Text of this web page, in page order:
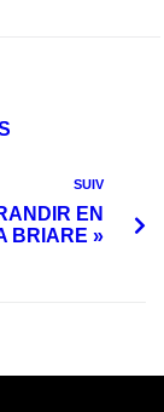
SUIV
EN
BRIARE »